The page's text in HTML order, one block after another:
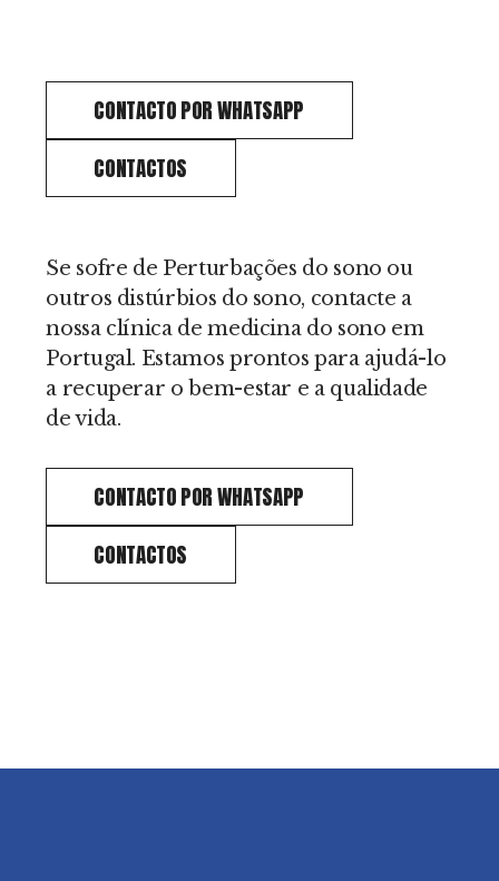
CONTACTO POR WHATSAPP
CONTACTOS
Se sofre de Perturbações do sono ou
outros distúrbios do sono, contacte a
nossa clínica de medicina do sono em
Portugal. Estamos prontos para ajudá-lo
a recuperar o bem-estar e a qualidade
de vida.
CONTACTO POR WHATSAPP
CONTACTOS